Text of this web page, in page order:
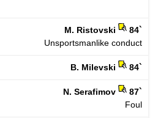
M. Ristovski
84`
Unsportsmanlike conduct
B. Milevski 84`
N. Serafimov
87`
Foul